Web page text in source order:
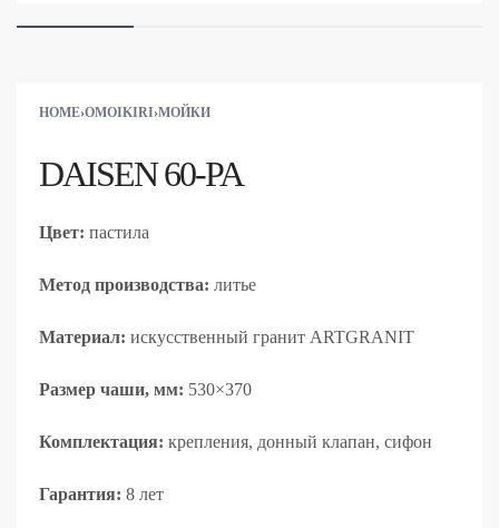
HOME›OMOIKIRI›МОЙКИ
DAISEN 60-PA
Цвет: пастила
Метод производства: литье
Материал: искусственный гранит ARTGRANIT
Размер чаши, мм: 530×370
Комплектация: крепления, донный клапан, сифон
Гарантия: 8 лет